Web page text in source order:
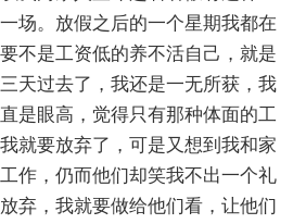
场。放假之后的一个星期我都在
不是工资低的养不活自己，就是
天过去了，我还是一无所获，我
是眼高，觉得只有那种体面的工
就要放弃了，可是又想到我和家
作，仍而他们却笑我不出一个礼
弃，我就要做给他们看，让他们